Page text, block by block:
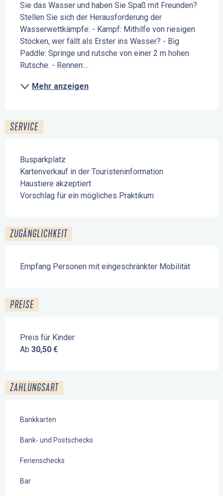
Sie das Wasser und haben Sie Spaß mit Freunden?
Stellen Sie sich der Herausforderung der
Wasserwettkämpfe: - Kampf: Mithilfe von riesigen
Stöcken, wer fällt als Erster ins Wasser? - Big
Paddle: Springe und rutsche von einer 2 m hohen
Rutsche. - Rennen:...
Mehr anzeigen
SERVICE
Busparkplatz
Kartenverkauf in der Touristeninformation
Haustiere akzeptiert
Vorschlag für ein mögliches Praktikum
ZUGÄNGLICHKEIT
Empfang Personen mit eingeschränkter Mobilität
PREISE
Preis für Kinder
Ab 30,50 €
ZAHLUNGSART
Bankkarten
Bank- und Postschecks
Ferienschecks
Bar